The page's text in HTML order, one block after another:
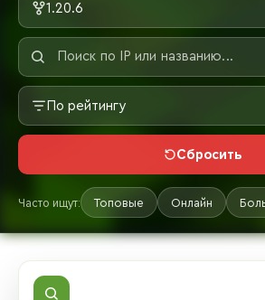
1.20.6
По рейтингу
Сбросить
Часто ищут: Топовые Онлайн